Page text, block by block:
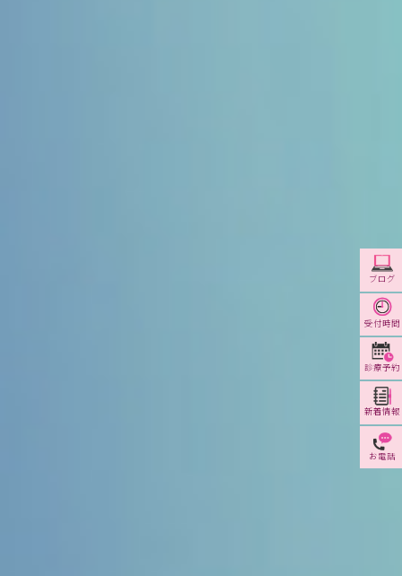
ブログ
受付時間
診療予約
新着情報
お電話